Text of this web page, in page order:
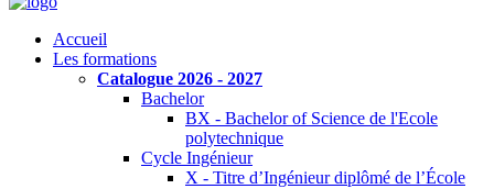
Accueil
Les formations
Catalogue 2026 - 2027
Bachelor
BX - Bachelor of Science de l'Ecole
polytechnique
Cycle Ingénieur
X - Titre d’Ingénieur diplômé de l’École